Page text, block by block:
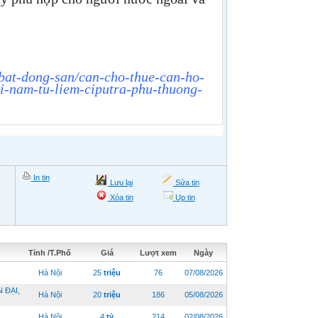
dong-san/can-cho-thue-can-ho-
nam-tu-liem-ciputra-phu-thuong-
In tin
Lưu lại
Sửa tin
Xóa tin
Up tin
Tỉnh /T.Phố Giá Lượt xem Ngày
Hà Nội 25 triệu 76 07/08/2026
ĐẠI, Hà Nội 20 triệu 186 05/08/2026